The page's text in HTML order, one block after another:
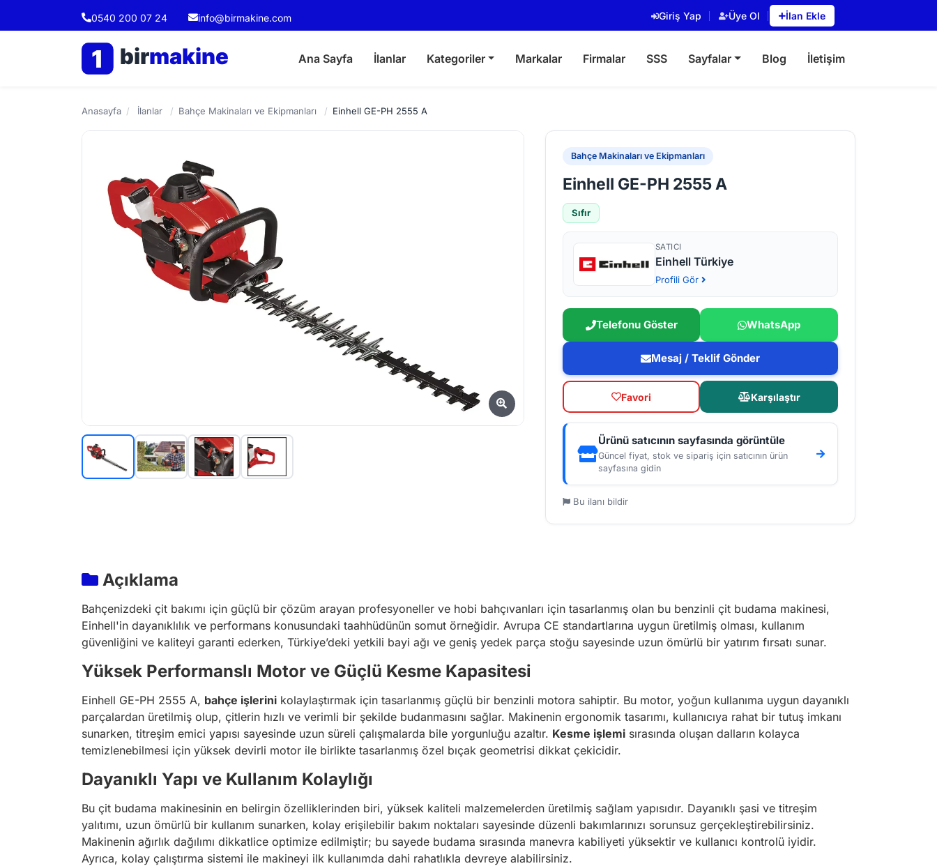
0540 200 07 24 info@birmakine.com Giriş Yap Üye Ol İlan Ekle
1 birmakine Ana Sayfa İlanlar Kategoriler Markalar Firmalar SSS Sayfalar Blog İletişim
Anasayfa / İlanlar / Bahçe Makinaları ve Ekipmanları / Einhell GE-PH 2555 A
Bahçe Makinaları ve Ekipmanları
Einhell GE-PH 2555 A
Sıfır
SATICI
Einhell Türkiye
Profili Gör
Telefonu Göster WhatsApp
Mesaj / Teklif Gönder
Favori Karşılaştır
Ürünü satıcının sayfasında görüntüle
Güncel fiyat, stok ve sipariş için satıcının ürün
sayfasına gidin
Bu ilanı bildir
Açıklama
Bahçenizdeki çit bakımı için güçlü bir çözüm arayan profesyoneller ve hobi bahçıvanları için tasarlanmış olan bu benzinli çit budama makinesi,
Einhell'in dayanıklılık ve performans konusundaki taahhüdünün somut örneğidir. Avrupa CE standartlarına uygun üretilmiş olması, kullanım
güvenliğini ve kaliteyi garanti ederken, Türkiye’deki yetkili bayi ağı ve geniş yedek parça stoğu sayesinde uzun ömürlü bir yatırım fırsatı sunar.
Yüksek Performanslı Motor ve Güçlü Kesme Kapasitesi
Einhell GE-PH 2555 A, bahçe işlerini kolaylaştırmak için tasarlanmış güçlü bir benzinli motora sahiptir. Bu motor, yoğun kullanıma uygun dayanıklı
parçalardan üretilmiş olup, çitlerin hızlı ve verimli bir şekilde budanmasını sağlar. Makinenin ergonomik tasarımı, kullanıcıya rahat bir tutuş imkanı
sunarken, titreşim emici yapısı sayesinde uzun süreli çalışmalarda bile yorgunluğu azaltır. Kesme işlemi sırasında oluşan dalların kolayca
temizlenebilmesi için yüksek devirli motor ile birlikte tasarlanmış özel bıçak geometrisi dikkat çekicidir.
Dayanıklı Yapı ve Kullanım Kolaylığı
Bu çit budama makinesinin en belirgin özelliklerinden biri, yüksek kaliteli malzemelerden üretilmiş sağlam yapısıdır. Dayanıklı şasi ve titreşim
yalıtımı, uzun ömürlü bir kullanım sunarken, kolay erişilebilir bakım noktaları sayesinde düzenli bakımlarınızı sorunsuz gerçekleştirebilirsiniz.
Makinenin ağırlık dağılımı dikkatlice optimize edilmiştir; bu sayede budama sırasında manevra kabiliyeti yüksektir ve kullanıcı kontrolü iyidir.
Ayrıca, kolay çalıştırma sistemi ile makineyi ilk kullanımda dahi rahatlıkla devreye alabilirsiniz.